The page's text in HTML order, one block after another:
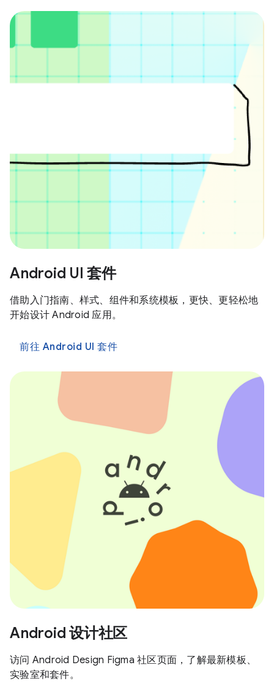
Android UI 套件
借助入门指南、样式、组件和系统模板，更快、更轻松地
开始设计 Android 应用。
前往 Android UI 套件
Android 设计社区
访问 Android Design Figma 社区页面，了解最新模板、
实验室和套件。